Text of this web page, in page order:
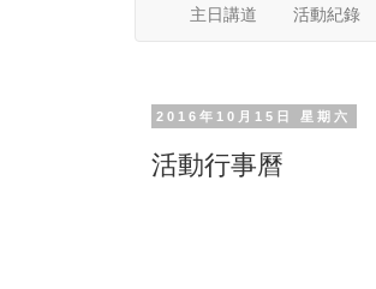
主日講道 活動紀錄
2016年10月15日 星期六
活動行事曆